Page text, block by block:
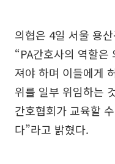
의협은 4일 서울 용
“PA간호사의 역할은
져야 하며 이들에게
위를 일부 위임하는
간호협회가 교육할
다”라고 밝혔다.